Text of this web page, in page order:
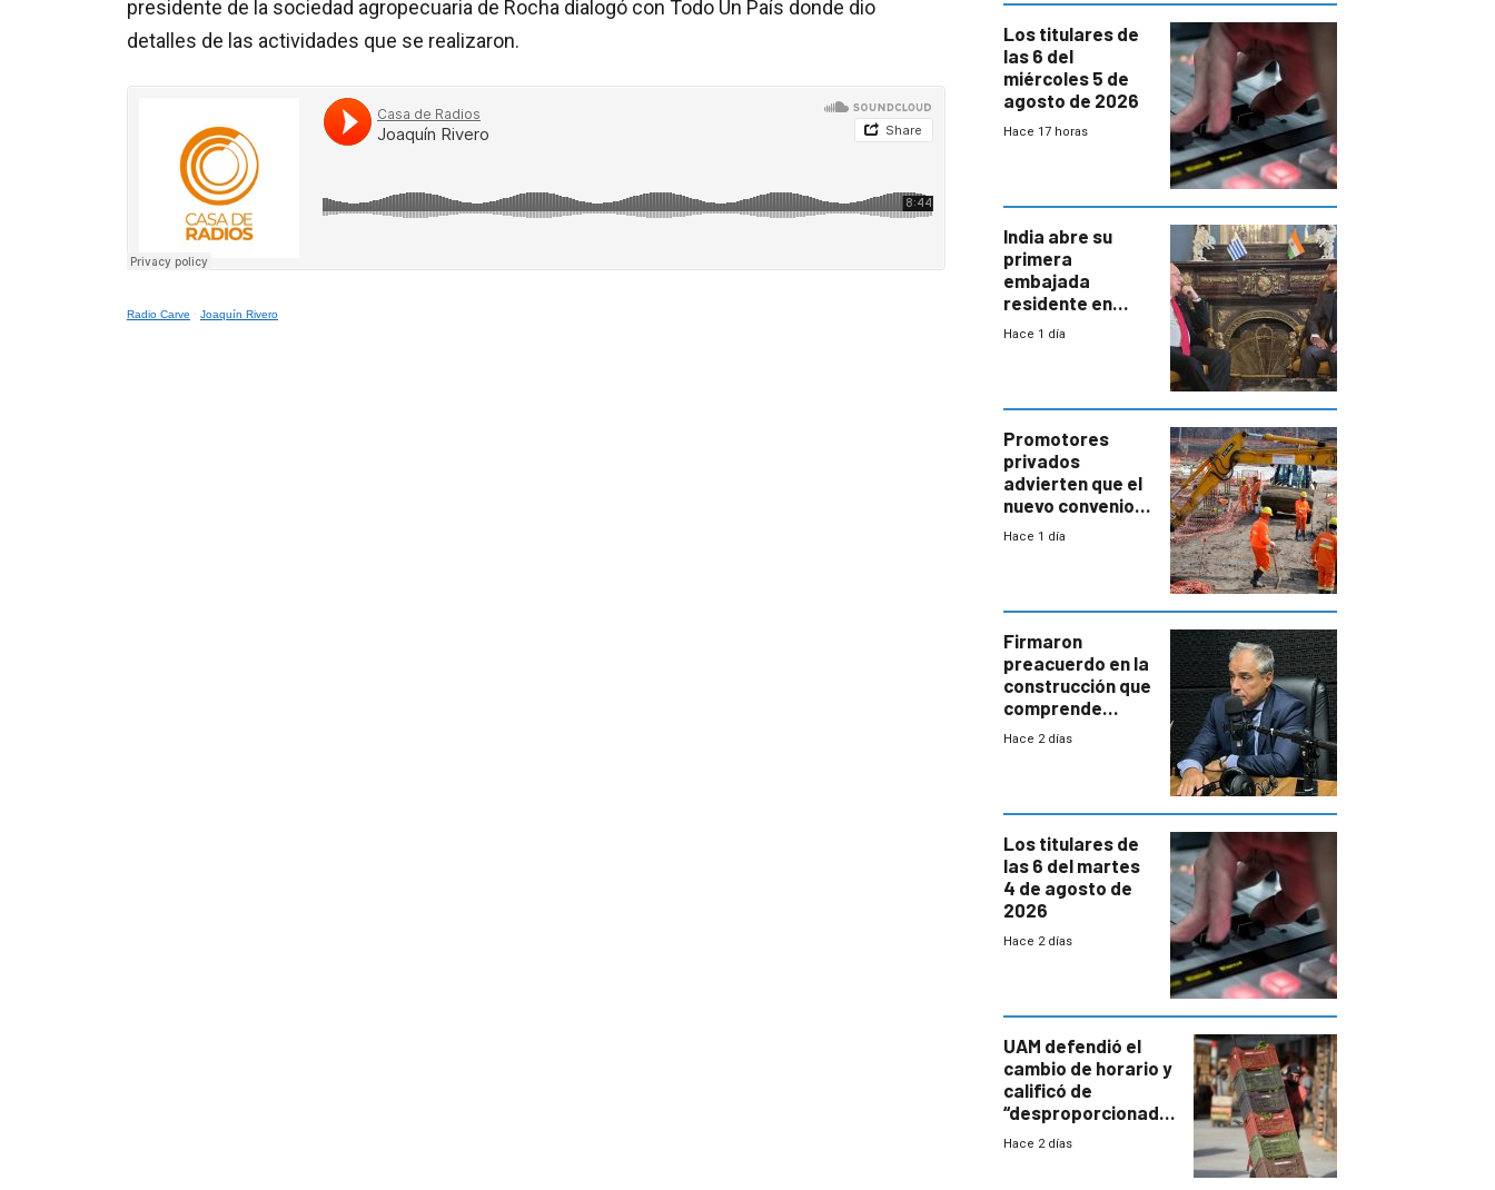
presidente de la sociedad agropecuaria de Rocha dialogó con Todo Un País donde dio
detalles de las actividades que se realizaron.
Radio Carve · Joaquín Rivero
Los titulares de
las 6 del
miércoles 5 de
agosto de 2026
Hace 17 horas
India abre su
primera
embajada
residente en
Uruguay y crecen
enorme
potencial
Hace 1 día
Promotores
privados
advierten que el
nuevo convenio
de la
a revisar
proyectos
Hace 1 día
Firmaron
preacuerdo en la
construcción que
comprende
reducción
Hace 2 días
Los titulares de
las 6 del martes
4 de agosto de
2026
Hace 2 días
UAM defendió el
cambio de horario y
calificó de
“desproporcionado”
el bloqueo de
Hace 2 días